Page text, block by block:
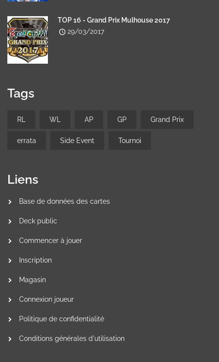
TOP 16 - Grand Prix Mulhouse 2017
29/03/2017
Tags
RL WL AP GP Grand Prix
errata Side Event Tournoi
Liens
Base de données des cartes
Deck public
Commencer à jouer
Inscription
Magasin
Connexion joueur
Politique de confidentialité
Conditions générales d'utilisation